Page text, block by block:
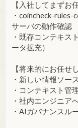
【入社してまずお
・coincheck-
サーバの動作確認
・既存コンテキス
ータ拡充）
【将来的にお任せ
・新しい情報ソー
・コンテキスト管
・社内エンジニア
・AIガバナンスル